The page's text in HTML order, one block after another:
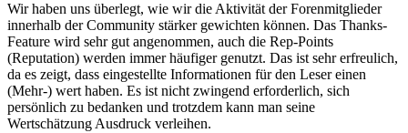
Wir haben uns überlegt, wie wir die Aktivität der Forenmitglieder
innerhalb der Community stärker gewichten können. Das Thanks-
Feature wird sehr gut angenommen, auch die Rep-Points
(Reputation) werden immer häufiger genutzt. Das ist sehr erfreulich,
da es zeigt, dass eingestellte Informationen für den Leser einen
(Mehr-) wert haben. Es ist nicht zwingend erforderlich, sich
persönlich zu bedanken und trotzdem kann man seine
Wertschätzung Ausdruck verleihen.